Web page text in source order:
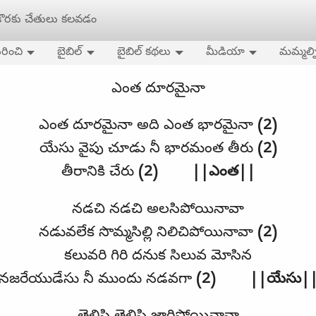
చేతులు కలవడం
బైబిల్ బైబిల్ కథలు మీడియా
ఎంత దూరమైనా
ఎంత దూరమైనా అది ఎంత భారమైనా (2)
యేసు వైపు చూడు నీ భారమంత తీరు (2)
తీరానికి చేరు (2) || ఎంత||
నడచి నడచి అలసిపోయినావా
నడువలేక సొమ్మసిల్లి నిలిచిపోయినావా (2)
కలువరి గిరి దనుక సిలువ మోసిన
నీ ముందు నడవగా (2) || యేసు